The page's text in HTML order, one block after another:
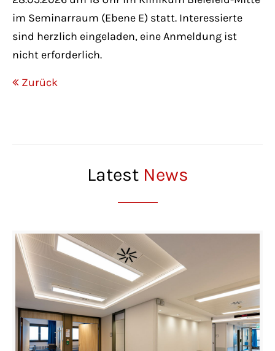
im Seminarraum (Ebene E) statt. Interessierte
sind herzlich eingeladen, eine Anmeldung ist
nicht erforderlich.
Zurück
Latest News